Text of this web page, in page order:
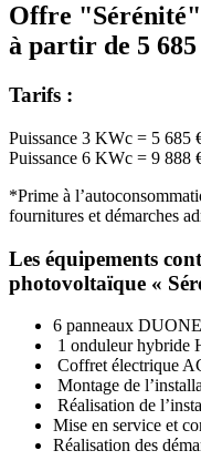
Offre
à partir de 5 685
Tarifs :
Puissance 3 KWc = 5 685
Puissance 6 KWc = 9 888
*Prime à
fournitures et démarches
Les équipements
photovoltaïque «
6 panneaux
1 onduleur hybride
Coffret électrique
Montage de
Réalisation de
Mise en service et
Réalisation des